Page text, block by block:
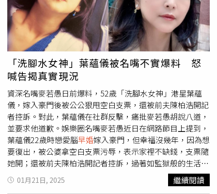
兒，他的經典金句像是，「女人是非常偉大、非常有智慧、
勇敢、非常美麗的生物」、「這個女生，也是別人家的寶
貝，憑什麼要幫你做牛做馬」、「有了女兒真的會讓人格完
整」，各種霸氣發言，讓他至今人氣不減。對於黃宏軒和荳
荳兩人是否已進展到同居關係，黃宏軒經紀人表示：「謝謝
關心，公司不過問藝人的私生活，但就像之前活動有被問
過，關係還是很好。」瘦子是演藝圈中愛老婆的典範。（圖
／趙文彬攝）
「洗腳水女神」葉蘊儀被名嘴不實爆料 怒
喊告揭真實現況
資深名嘴麥若愚日前爆料，52歲「洗腳水女神」港星葉蘊
儀，嫁入豪門後被公公狠甩空白支票，還被前夫陳柏浩開記
者控訴。對此，葉蘊儀在社群反擊，痛批麥若愚胡說八道，
並要求他道歉。娛樂圈名嘴麥若愚近日在網路節目上提到，
葉蘊儀22歲時戀愛腦早婚嫁入豪門，但幸福沒幾年，因為想
要復出，被公婆拿空白支票污辱，表示家裡不缺錢，支票隨
她開；還被前夫陳柏浩開記者控訴，過著如監獄般的生活。
對此，葉蘊儀在IG上發出聲明反駁，坦言自己與麥若愚素不
相識，不滿麥若愚亂散播關於她非事實的言論，並要求道
01月21日, 2025 繼續閱讀